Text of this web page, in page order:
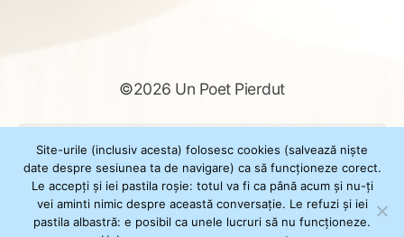
©2026 Un Poet Pierdut
după:
Powered byWordPress
Site-urile (inclusiv acesta) folosesc cookies (salvează niște
date despre sesiunea ta de navigare) ca să funcționeze corect.
Le accepți și iei pastila roșie: totul va fi ca până acum și nu-ți
vei aminti nimic despre această conversație. Le refuzi și iei
pastila albastră: e posibil ca unele lucruri să nu funcționeze.